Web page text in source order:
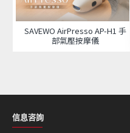
SAVEWO AirPresso AP-H1 手
部氣壓按摩儀
信息咨詢